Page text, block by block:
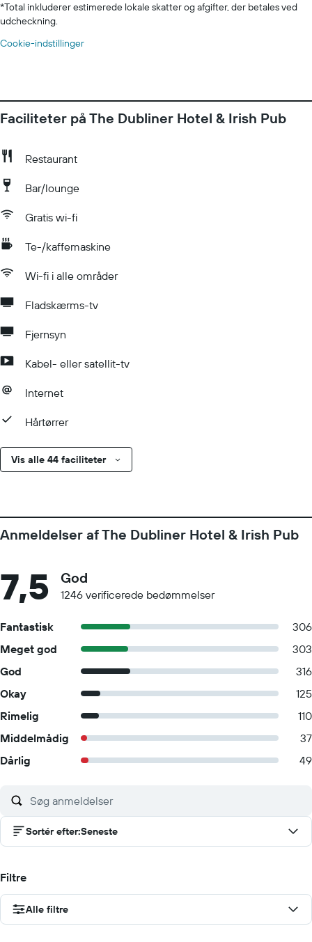
*Total inkluderer estimerede lokale skatter og afgifter, der betales ved
udcheckning.
Cookie-indstillinger
Faciliteter på The Dubliner Hotel & Irish Pub
Restaurant
Bar/lounge
Gratis wi-fi
Te-/kaffemaskine
Wi-fi i alle områder
Fladskærms-tv
Fjernsyn
Kabel- eller satellit-tv
Internet
Hårtørrer
Vis alle 44 faciliteter
Anmeldelser af The Dubliner Hotel & Irish Pub
7,5 God
1246 verificerede bedømmelser
Fantastisk
306
Meget god
303
God
316
Okay
125
Rimelig
110
Middelmådig
37
Dårlig
49
Sortér efter:Seneste
Filtre
Alle filtre